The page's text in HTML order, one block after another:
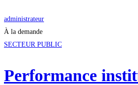
administrateur
À la demande
SECTEUR PUBLIC
Performance